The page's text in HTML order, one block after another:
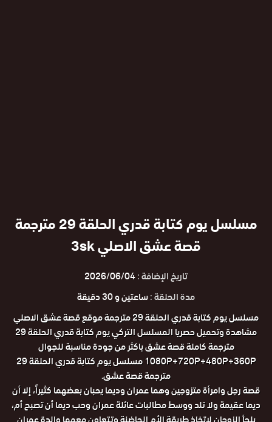
مسلسل يوم كتابة قدري الحلقة 29 مترجمة
قصة عشق الاصلي 3sk
تاريخ الإضافة :2026/06/04
مدة الحلقة :ساعتين و 30 دقيقة
مسلسل يوم كتابة قدري الحلقة 29 مترجمة موقع قصة عشق الاصلي
مشاهدة وتحميل حصريا المسلسل التركي يوم كتابة قدري الحلقة 29
مترجمة كاملة قصة عشق باكثر من جودة مناسبة للجوال
1080P+720P+480P+360P مسلسل يوم كتابة قدري الحلقة 29
مترجمة قصة عشق.
قصة رجل وامرأة متزوجين وهما عمران وديما يحبان بعضهما كثيراً، إلا أن
ديما عقيمة ولا تلد ووسط مطالبات عائلة عمران وحب ديما أن تصبح أم،